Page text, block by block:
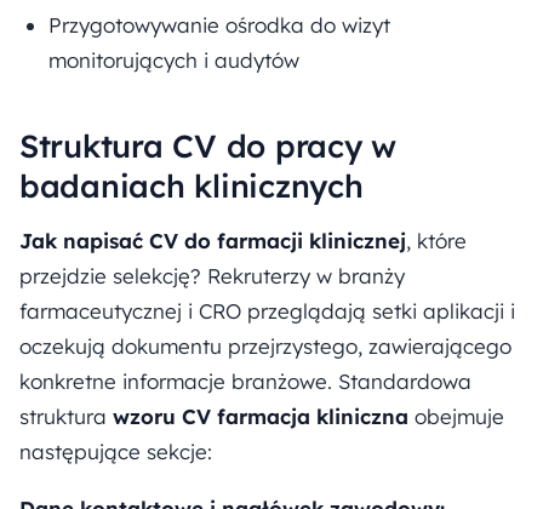
Przygotowywanie ośrodka do wizyt
monitorujących i audytów
Struktura CV do pracy w
badaniach klinicznych
Jak napisać CV do farmacji klinicznej, które
przejdzie selekcję? Rekruterzy w branży
farmaceutycznej i CRO przeglądają setki aplikacji i
oczekują dokumentu przejrzystego, zawierającego
konkretne informacje branżowe. Standardowa
struktura wzoru CV farmacja kliniczna obejmuje
następujące sekcje: